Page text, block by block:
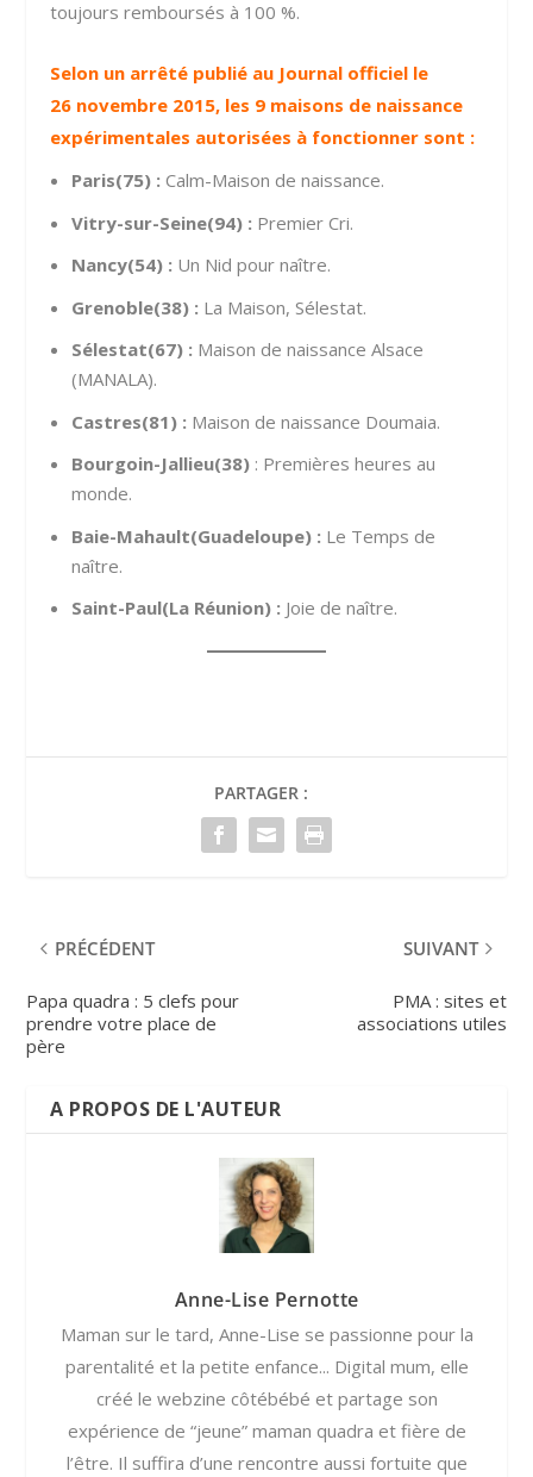
toujours remboursés à 100 %.
Selon un arrêté publié au Journal officiel le
26 novembre 2015, les 9 maisons de naissance
expérimentales autorisées à fonctionner sont :
Paris(75) : Calm-Maison de naissance.
Vitry-sur-Seine(94) : Premier Cri.
Nancy(54) : Un Nid pour naître.
Grenoble(38) : La Maison, Sélestat.
Sélestat(67) : Maison de naissance Alsace
(MANALA).
Castres(81) : Maison de naissance Doumaia.
Bourgoin-Jallieu(38) : Premières heures au
monde.
Baie-Mahault(Guadeloupe) : Le Temps de
naître.
Saint-Paul(La Réunion) : Joie de naître.
PARTAGER :
PRÉCÉDENT
Papa quadra : 5 clefs pour
prendre votre place de
père
SUIVANT
PMA : sites et
associations utiles
A PROPOS DE L'AUTEUR
Anne-Lise Pernotte
Maman sur le tard, Anne-Lise se passionne pour la
parentalité et la petite enfance... Digital mum, elle
créé le webzine côtébébé et partage son
expérience de “jeune” maman quadra et fière de
l’être. Il suffira d’une rencontre aussi fortuite que